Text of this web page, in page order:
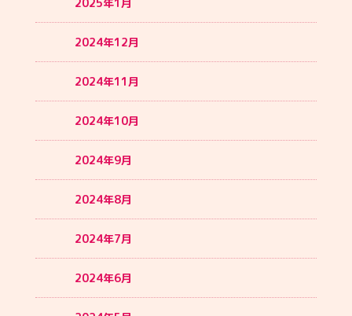
2024年12月
2024年11月
2024年10月
2024年9月
2024年8月
2024年7月
2024年6月